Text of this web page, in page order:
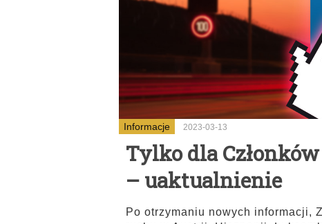
Informacje 2023-03-13
Tylko dla
– uaktualnienie
Po otrzymaniu nowych informacji,